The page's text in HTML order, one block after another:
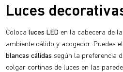
Luces
Coloca luces LED en la cabecera de
ambiente cálido y acogedor. Puedes
blancas cálidas según la preferencia
colgar cortinas de luces en las